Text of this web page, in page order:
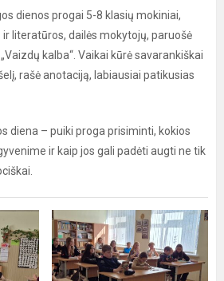
dienos progai 5-8 klasių mokiniai,
literatūros, dailės mokytojų, paruošė
kalba“. Vaikai kūrė savarankiškai
rašė anotaciją, labiausiai patikusias
diena – puiki proga prisiminti, kokios
ir kaip jos gali padėti augti ne tik